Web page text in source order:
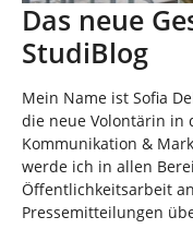
Das neue
StudiBlog
Mein Name ist Sofia
die neue Volontärin in
Kommunikation &
werde ich in allen
Öffentlichkeitsarbeit
Pressemitteilungen